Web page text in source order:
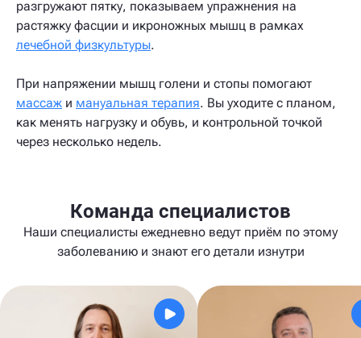
разгружают пятку, показываем упражнения на
растяжку фасции и икроножных мышц в рамках
лечебной физкультуры.
При напряжении мышц голени и стопы помогают
массаж и мануальная терапия. Вы уходите с планом,
как менять нагрузку и обувь, и контрольной точкой
через несколько недель.
Команда специалистов
Наши специалисты ежедневно ведут приём по этому
заболеванию и знают его детали изнутри